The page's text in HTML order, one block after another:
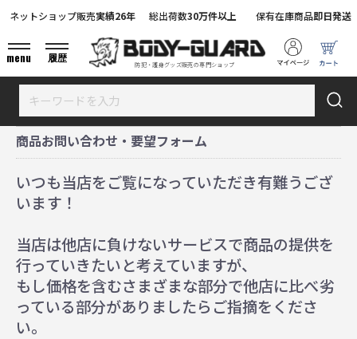
防犯・護身グッズ販売の専門ショップ
ネットショップ販売実績26年 総出荷数30万件以上 保有在庫商品即日発送
menu 履歴
商品お問い合わせ・要望フォーム
いつも当店をご覧になっていただき有難うござ
います！
当店は他店に負けないサービスで商品の提供を
行っていきたいと考えていますが、
もし価格を含むさまざまな部分で他店に比べ劣
っている部分がありましたらご指摘をくださ
い。